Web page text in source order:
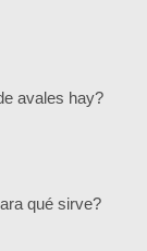
avales hay?
qué sirve?